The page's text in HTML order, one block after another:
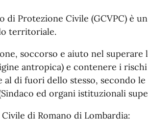
Protezione Civile (GCVPC) è un
territoriale.
soccorso e aiuto nel superare
antropica) e contenere i
di fuori dello stesso, secondo le
ed organi istituzionali
di Romano di Lombardia: